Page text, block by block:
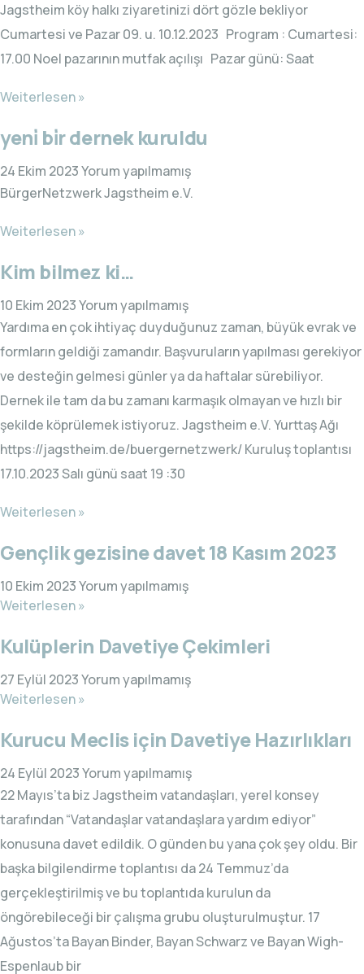
Jagstheim köy halkı ziyaretinizi dört gözle bekliyor
Cumartesi ve Pazar 09. u. 10.12.2023 Program : Cumartesi:
17.00 Noel pazarının mutfak açılışı Pazar günü: Saat
Weiterlesen »
yeni̇ bi̇r dernek kuruldu
24 Ekim 2023Yorum yapılmamış
BürgerNetzwerk Jagstheim e.V.
Weiterlesen »
Kim bilmez ki…
10 Ekim 2023Yorum yapılmamış
Yardıma en çok ihtiyaç duyduğunuz zaman, büyük evrak ve
formların geldiği zamandır. Başvuruların yapılması gerekiyor
ve desteğin gelmesi günler ya da haftalar sürebiliyor.
Dernek ile tam da bu zamanı karmaşık olmayan ve hızlı bir
şekilde köprülemek istiyoruz. Jagstheim e.V. Yurttaş Ağı
https://jagstheim.de/buergernetzwerk/ Kuruluş toplantısı
17.10.2023 Salı günü saat 19 :30
Weiterlesen »
Gençlik gezisine davet 18 Kasım 2023
10 Ekim 2023Yorum yapılmamış
Weiterlesen »
Kulüplerin Davetiye Çekimleri
27 Eylül 2023Yorum yapılmamış
Weiterlesen »
Kurucu Meclis için Davetiye Hazırlıkları
24 Eylül 2023Yorum yapılmamış
22 Mayıs’ta biz Jagstheim vatandaşları, yerel konsey
tarafından “Vatandaşlar vatandaşlara yardım ediyor”
konusuna davet edildik. O günden bu yana çok şey oldu. Bir
başka bilgilendirme toplantısı da 24 Temmuz’da
gerçekleştirilmiş ve bu toplantıda kurulun da
öngörebileceği bir çalışma grubu oluşturulmuştur. 17
Ağustos’ta Bayan Binder, Bayan Schwarz ve Bayan Wigh-
Espenlaub bir